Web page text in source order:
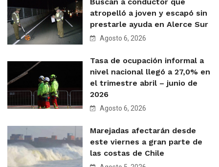
Buscan a conductor que
atropelló a joven y escapó sin
prestarle ayuda en Alerce Sur
Agosto 6, 2026
Tasa de ocupación informal a
nivel nacional llegó a 27,0% en
el trimestre abril – junio de
2026
Agosto 6, 2026
Marejadas afectarán desde
este viernes a gran parte de
las costas de Chile